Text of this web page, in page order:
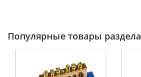
Популярные товары раздела